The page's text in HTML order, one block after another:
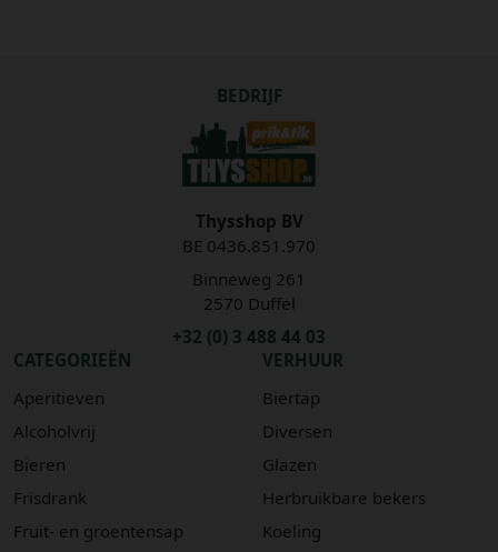
BEDRIJF
Thysshop BV
BE 0436.851.970
Binneweg 261
2570 Duffel
+32 (0) 3 488 44 03
CATEGORIEËN
Aperitieven
Alcoholvrij
Bieren
Frisdrank
Fruit- en groentensap
VERHUUR
Biertap
Diversen
Glazen
Herbruikbare bekers
Koeling